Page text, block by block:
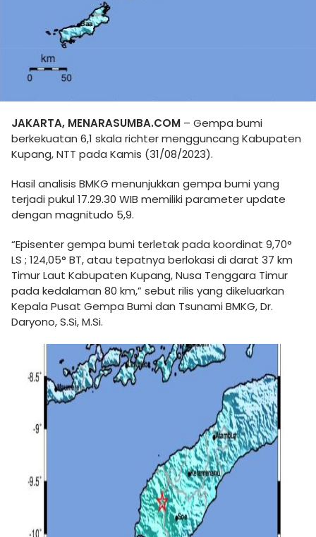
JAKARTA, MENARASUMBA.COM – Gempa bumi
berkekuatan 6,1 skala richter mengguncang Kabupaten
Kupang, NTT pada Kamis (31/08/2023).
Hasil analisis BMKG menunjukkan gempa bumi yang
terjadi pukul 17.29.30 WIB memiliki parameter update
dengan magnitudo 5,9.
“Episenter gempa bumi terletak pada koordinat 9,70°
LS ; 124,05° BT, atau tepatnya berlokasi di darat 37 km
Timur Laut Kabupaten Kupang, Nusa Tenggara Timur
pada kedalaman 80 km,” sebut rilis yang dikeluarkan
Kepala Pusat Gempa Bumi dan Tsunami BMKG, Dr.
Daryono, S.Si, M.Si.